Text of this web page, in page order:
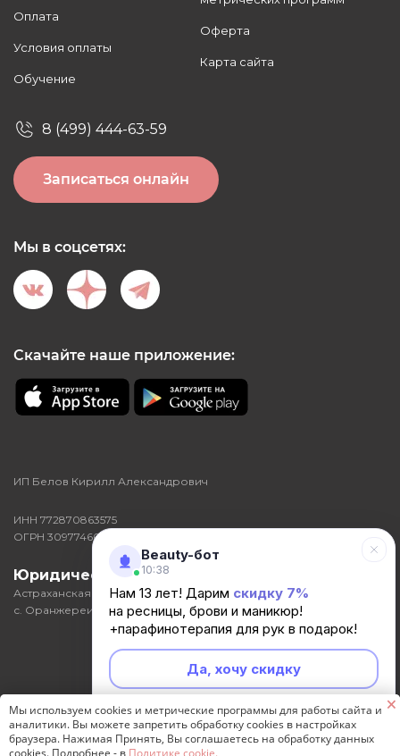
Оплата
Условия оплаты
Обучение
Оферта
Карта сайта
8 (499) 444-63-59
Записаться онлайн
Мы в соцсетях:
Скачайте наше приложение:
ИП Белов Кирилл Александрович
ИНН 772870863575
ОГРН 309774602000046
Юридический адрес:
Астраханская область, р-н Икрянинский,
с. Оранжереи, ул Кирова, д. 3, кв. 25
Разработка и продвижение сайта - Генератор продаж
2026 © Студия наращивания ресниц Анна Кей
Beauty-бот
10:38
Нам 13 лет! Дарим скидку 7%
на ресницы, брови и маникюр!
+парафинотерапия для рук в подарок!
Да, хочу скидку
Неинтересно
🗙
Мы используем cookies и метрические программы для работы сайта и
аналитики. Вы можете запретить обработку cookies в настройках
браузера. Нажимая Принять, Вы соглашаетесь на обработку данных
cookies. Подробнее - в Политике cookie.